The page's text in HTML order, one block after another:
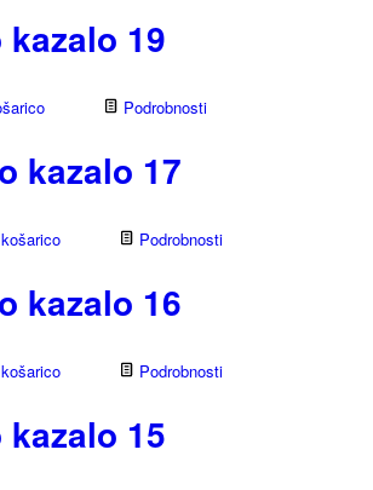
19
Podrobnosti
kazalo 17
Podrobnosti
kazalo 16
Podrobnosti
15